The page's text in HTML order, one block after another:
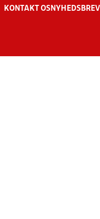
KONTAKT OS NYHEDSBREV